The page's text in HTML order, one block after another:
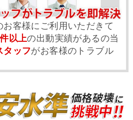
お客様にご利用いただきて
以上の出動実績があるの当
タッフがお客様のトラブル